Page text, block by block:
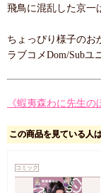
飛鳥に混乱した京
ちょっぴり様子のお
ラブコメDom/Subユ
《蝦夷森わに先生の
この商品を見ている人
コミック